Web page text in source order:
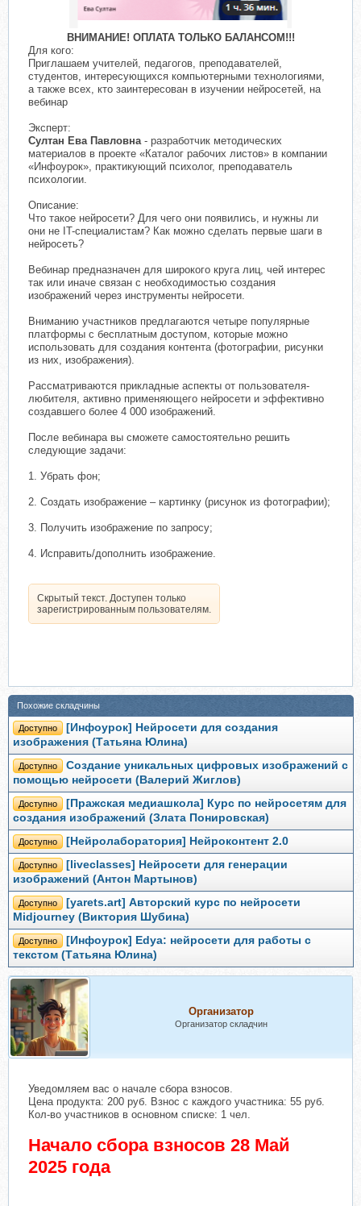
ВНИМАНИЕ! ОПЛАТА ТОЛЬКО БАЛАНСОМ!!!
Для кого:
Приглашаем учителей, педагогов, преподавателей,
студентов, интересующихся компьютерными технологиями,
а также всех, кто заинтересован в изучении нейросетей, на
вебинар
Эксперт:
Султан Ева Павловна- разработчик методических
материалов в проекте «Каталог рабочих листов» в компании
«Инфоурок», практикующий психолог, преподаватель
психологии.
Описание:
Что такое нейросети? Для чего они появились, и нужны ли
они не IT-специалистам? Как можно сделать первые шаги в
нейросеть?
Вебинар предназначен для широкого круга лиц, чей интерес
так или иначе связан с необходимостью создания
изображений через инструменты нейросети.
Вниманию участников предлагаются четыре популярные
платформы с бесплатным доступом, которые можно
использовать для создания контента (фотографии, рисунки
из них, изображения).
Рассматриваются прикладные аспекты от пользователя-
любителя, активно применяющего нейросети и эффективно
создавшего более 4 000 изображений.
После вебинара вы сможете самостоятельно решить
следующие задачи:
1. Убрать фон;
2. Создать изображение – картинку (рисунок из фотографии);
3. Получить изображение по запросу;
4. Исправить/дополнить изображение.
Скрытый текст. Доступен только
зарегистрированным пользователям.
Похожие складчины
Доступно
[Инфоурок] Нейросети для создания
изображения (Татьяна Юлина)
Доступно
Создание уникальных цифровых изображений с
помощью нейросети (Валерий Жиглов)
Доступно
[Пражская медиашкола] Курс по нейросетям для
создания изображений (Злата Понировская)
Доступно [Нейролаборатория] Нейроконтент 2.0
Доступно
[liveclasses] Нейросети для генерации
изображений (Антон Мартынов)
Доступно
[yarets.art] Авторский курс по нейросети
Midjourney (Виктория Шубина)
Доступно
[Инфоурок] Edya: нейросети для работы с
текстом (Татьяна Юлина)
Организатор
Организатор складчин
Уведомляем вас о начале сбора взносов.
Цена продукта: 200 руб. Взнос с каждого участника: 55 руб.
Кол-во участников в основном списке: 1 чел.
Начало сбора взносов 28 Май
2025 года